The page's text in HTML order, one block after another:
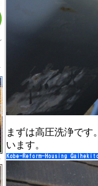
まずは高圧洗浄で
います。